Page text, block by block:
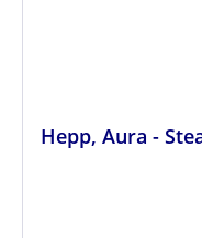
Hepp, Aura -